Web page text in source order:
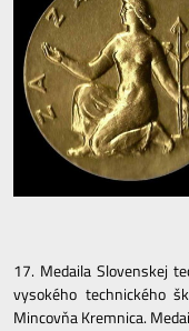
17. Medaila Slovenskej
vysokého technického
Mincovňa Kremnica.